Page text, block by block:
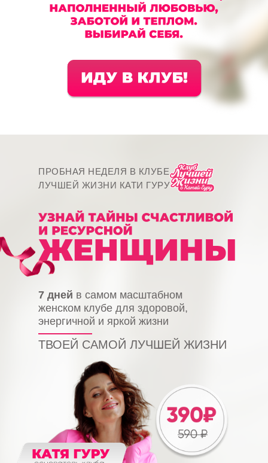
ПРОБНАЯ НЕДЕЛЯ В КЛУБЕ
ЛУЧШЕЙ ЖИЗНИ КАТИ ГУРУ
7 дней в самом масштабном
женском клубе для здоровой,
энергичной и яркой жизни
ТВОЕЙ САМОЙ ЛУЧШЕЙ ЖИЗНИ